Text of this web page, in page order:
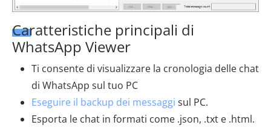
Caratteristiche principali di
WhatsApp Viewer
Ti consente di visualizzare la cronologia delle chat
di WhatsApp sul tuo PC
Eseguire il backup dei messaggi sul PC.
Esporta le chat in formati come .json, .txt e .html.